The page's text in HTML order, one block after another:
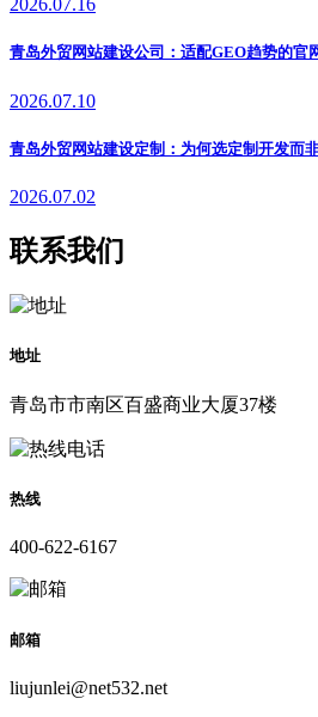
2026.07.16
青岛外贸网站建设公司：适配GEO趋势的官
2026.07.10
青岛外贸网站建设定制：为何选定制开发而
2026.07.02
联系我们
地址
青岛市市南区百盛商业大厦37楼
热线
400-622-6167
邮箱
liujunlei@net532.net